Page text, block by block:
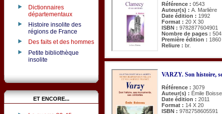
Dictionnaires
départementaux
Histoire insolite des
régions de France
Des faits et des hommes
Petite bibliothèque
insolite
ET ENCORE...
Référence : 0543
Auteur(s) : A. Marlière
Date édition : 1992
Format : 20 X 30
ISBN : 9782877604901
Nombre de pages : 504
Première édition : 1860
Reliure : br.
VARZY. Son histoire,
Référence : 3079
Auteur(s) : Émile
Date édition : 2011
Format : 14 X 20
ISBN : 9782758605591